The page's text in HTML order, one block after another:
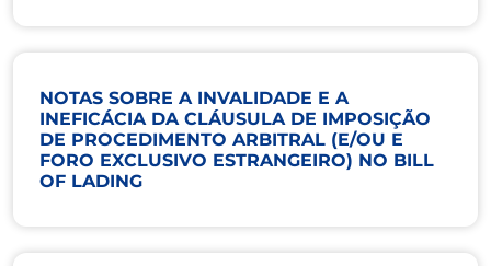
NOTAS SOBRE A INVALIDADE E A
INEFICÁCIA DA CLÁUSULA DE IMPOSIÇÃO
DE PROCEDIMENTO ARBITRAL (E/OU E
FORO EXCLUSIVO ESTRANGEIRO) NO BILL
OF LADING